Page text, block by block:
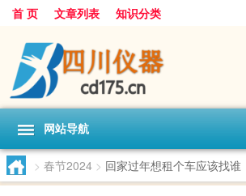
首 页 文章列表 知识分类
网站导航
> 春节2024 > 回家过年想租个车应该找谁